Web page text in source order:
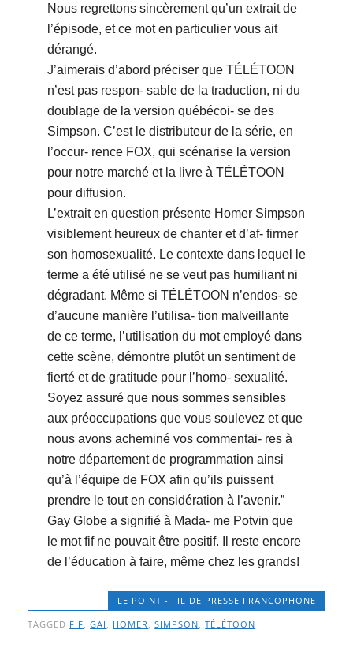
Nous regrettons sincèrement qu’un extrait de
l’épisode, et ce mot en particulier vous ait
dérangé.
J’aimerais d’abord préciser que TÉLÉTOON
n’est pas respon- sable de la traduction, ni du
doublage de la version québécoi- se des
Simpson. C’est le distributeur de la série, en
l’occur- rence FOX, qui scénarise la version
pour notre marché et la livre à TÉLÉTOON
pour diffusion.
L’extrait en question présente Homer Simpson
visiblement heureux de chanter et d’af- firmer
son homosexualité. Le contexte dans lequel le
terme a été utilisé ne se veut pas humiliant ni
dégradant. Même si TÉLÉTOON n’endos- se
d’aucune manière l’utilisa- tion malveillante
de ce terme, l’utilisation du mot employé dans
cette scène, démontre plutôt un sentiment de
fierté et de gratitude pour l’homo- sexualité.
Soyez assuré que nous sommes sensibles
aux préoccupations que vous soulevez et que
nous avons acheminé vos commentai- res à
notre département de programmation ainsi
qu’à l’équipe de FOX afin qu’ils puissent
prendre le tout en considération à l’avenir.”
Gay Globe a signifié à Mada- me Potvin que
le mot fif ne pouvait être positif. Il reste encore
de l’éducation à faire, même chez les grands!
LE POINT - FIL DE PRESSE FRANCOPHONE
TAGGED FIF,GAI , HOMER,SIMPSON,TÉLÉTOON